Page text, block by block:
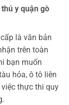
y quận gò
là văn bản
trên toàn
bạn muốn
hỏa, ô tô liên
thực thi quy